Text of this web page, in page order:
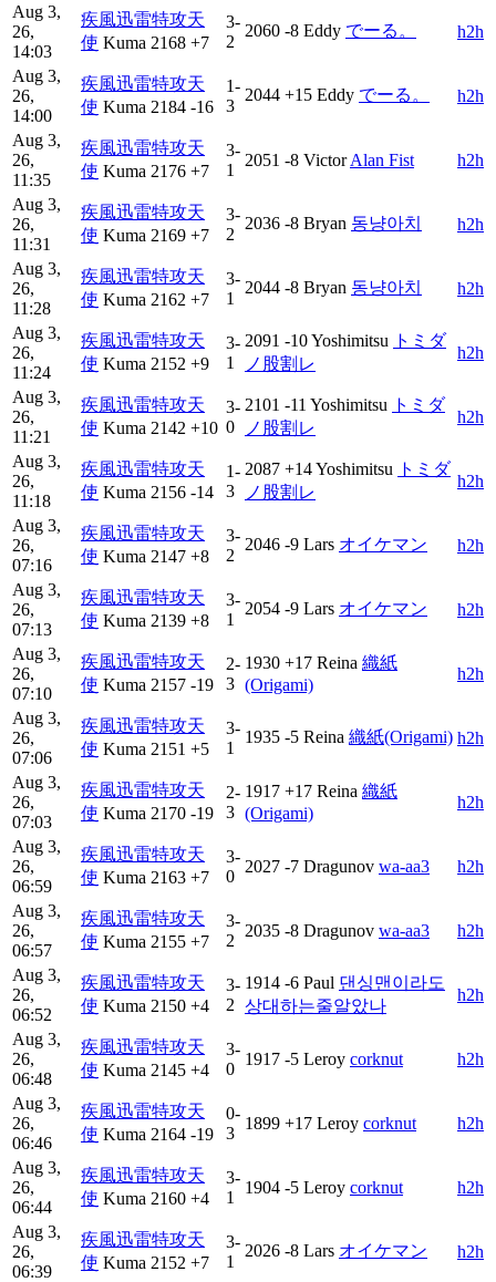
Aug 3,
26,
14:03
疾風迅雷特攻天
使 Kuma 2168 +7
3-
2
2060 -8 Eddy でーる。 h2h
Aug 3,
26,
14:00
疾風迅雷特攻天
使 Kuma 2184 -16
1-
3
2044 +15 Eddy でーる。 h2h
Aug 3,
26,
11:35
疾風迅雷特攻天
使 Kuma 2176 +7
3-
1
2051 -8 Victor Alan Fist h2h
Aug 3,
26,
11:31
疾風迅雷特攻天
使 Kuma 2169 +7
3-
2
2036 -8 Bryan 동냥아치 h2h
Aug 3,
26,
11:28
疾風迅雷特攻天
使 Kuma 2162 +7
3-
1
2044 -8 Bryan 동냥아치 h2h
Aug 3,
26,
11:24
疾風迅雷特攻天
使 Kuma 2152 +9
3-
1
2091 -10Yoshimitsu
トミダ
ノ股割レ
h2h
Aug 3,
26,
11:21
疾風迅雷特攻天
使 Kuma 2142 +10
3-
0
2101 -11 Yoshimitsu
トミダ
ノ股割レ
h2h
Aug 3,
26,
11:18
疾風迅雷特攻天
使 Kuma 2156 -14
1-
3
2087 +14Yoshimitsu
トミダ
ノ股割レ
h2h
Aug 3,
26,
07:16
疾風迅雷特攻天
使 Kuma 2147 +8
3-
2
2046 -9 Lars オイケマン h2h
Aug 3,
26,
07:13
疾風迅雷特攻天
使 Kuma 2139 +8
3-
1
2054 -9 Lars オイケマン h2h
Aug 3,
26,
07:10
疾風迅雷特攻天
使 Kuma 2157 -19
2-
3
1930 +17 Reina 織紙
(Origami)
h2h
Aug 3,
26,
07:06
疾風迅雷特攻天
使 Kuma 2151 +5
3-
1
1935 -5 Reina 織紙(Origami) h2h
Aug 3,
26,
07:03
疾風迅雷特攻天
使 Kuma 2170 -19
2-
3
1917 +17 Reina 織紙
(Origami)
h2h
Aug 3,
26,
06:59
疾風迅雷特攻天
使 Kuma 2163 +7
3-
0
2027 -7 Dragunov wa-aa3 h2h
Aug 3,
26,
06:57
疾風迅雷特攻天
使 Kuma 2155 +7
3-
2
2035 -8 Dragunov wa-aa3 h2h
Aug 3,
26,
06:52
疾風迅雷特攻天
使 Kuma 2150 +4
3-
2
1914 -6 Paul 댄싱맨이라도
상대하는줄알았나
h2h
Aug 3,
26,
06:48
疾風迅雷特攻天
使 Kuma 2145 +4
3-
0
1917 -5 Leroy corknut h2h
Aug 3,
26,
06:46
疾風迅雷特攻天
使 Kuma 2164 -19
0-
3
1899 +17 Leroy corknut h2h
Aug 3,
26,
06:44
疾風迅雷特攻天
使 Kuma 2160 +4
3-
1
1904 -5 Leroy corknut h2h
Aug 3,
26,
06:39
疾風迅雷特攻天
使 Kuma 2152 +7
3-
1
2026 -8 Lars オイケマン h2h